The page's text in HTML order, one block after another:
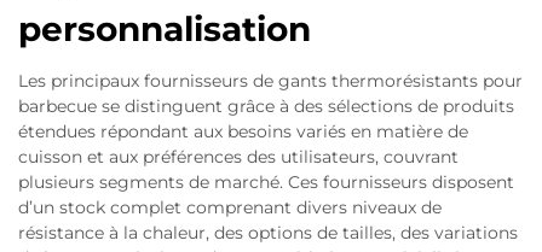
personnalisation
Les principaux fournisseurs de gants thermorésistants pour
barbecue se distinguent grâce à des sélections de produits
étendues répondant aux besoins variés en matière de
cuisson et aux préférences des utilisateurs, couvrant
plusieurs segments de marché. Ces fournisseurs disposent
d’un stock complet comprenant divers niveaux de
résistance à la chaleur, des options de tailles, des variations